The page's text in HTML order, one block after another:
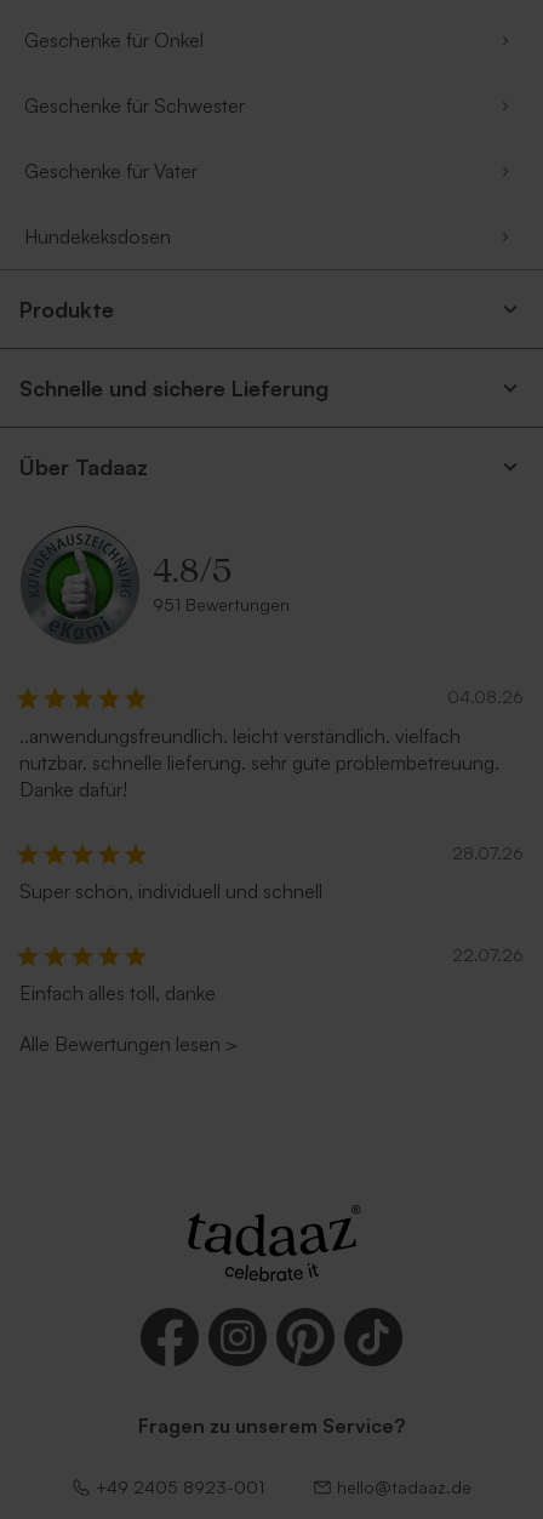
Geschenke für Onkel
Geschenke für Schwester
Geschenke für Vater
Hundekeksdosen
Produkte
Schnelle und sichere Lieferung
Über Tadaaz
4.8/5
951 Bewertungen
04.08.26
..anwendungsfreundlich. leicht verständlich. vielfach
nutzbar. schnelle lieferung. sehr gute problembetreuung.
Danke dafür!
28.07.26
Super schön, individuell und schnell
22.07.26
Einfach alles toll, danke
Alle Bewertungen lesen >
Fragen zu unserem Service?
+49 2405 8923-001 hello@tadaaz.de